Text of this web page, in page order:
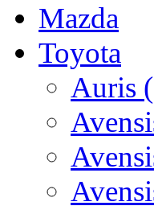
Mazda
Toyota
Auris